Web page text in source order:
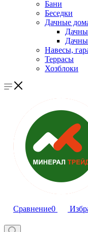
Бани
Беседки
Дачные
Навесы,
Террасы
Хозблоки
Сравнение0